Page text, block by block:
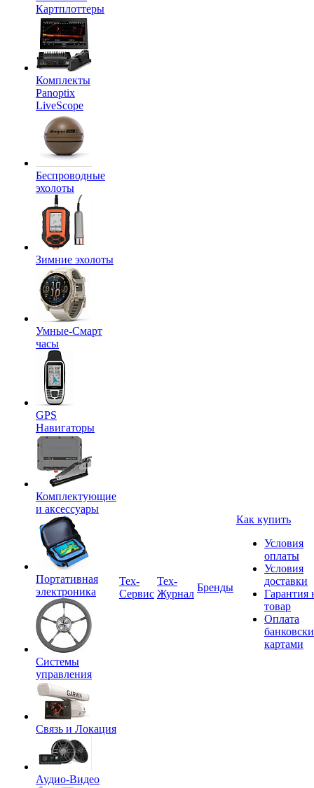
Картплоттеры
Комплекты
Panoptix
LiveScope
Беспроводные
эхолоты
Зимние эхолоты
Умные-Смарт
часы
GPS
Навигаторы
Комплектующие
и аксессуары
Портативная
электроника
Системы
управления
Связь и Локация
Аудио-Видео
Tex-
Сервис
Тех-
Журнал
Бренды
Как купить
Условия
оплаты
Условия
доставки
Гарантия
товар
Оплата
картами